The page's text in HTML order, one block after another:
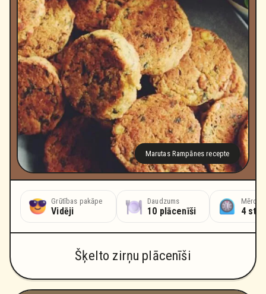
Marutas Rampānes recepte
Grūtības pakāpe
Vidēji
Daudzums
10 plācenīši 4
Šķelto zirņu plācenīši